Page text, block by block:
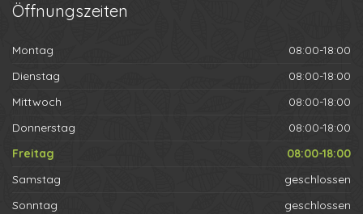
Öffnungszeiten
Montag
08:00-18:00
Dienstag
08:00-18:00
Mittwoch
08:00-18:00
Donnerstag
08:00-18:00
Freitag
08:00-18:00
Samstag
geschlossen
Sonntag
geschlossen